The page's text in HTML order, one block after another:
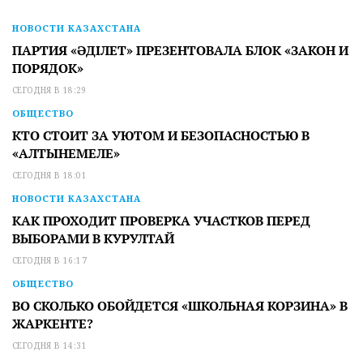
НОВОСТИ КАЗАХСТАНА
ПАРТИЯ «ӘДІЛЕТ» ПРЕЗЕНТОВАЛА БЛОК «ЗАКОН И
ПОРЯДОК»
СЕГОДНЯ В 18:29
ОБЩЕСТВО
КТО СТОИТ ЗА УЮТОМ И БЕЗОПАСНОСТЬЮ В
«АЛТЫНЕМЕЛЕ»
СЕГОДНЯ В 18:01
НОВОСТИ КАЗАХСТАНА
КАК ПРОХОДИТ ПРОВЕРКА УЧАСТКОВ ПЕРЕД
ВЫБОРАМИ В КУРУЛТАЙ
СЕГОДНЯ В 16:17
ОБЩЕСТВО
ВО СКОЛЬКО ОБОЙДЕТСЯ «ШКОЛЬНАЯ КОРЗИНА» В
ЖАРКЕНТЕ?
СЕГОДНЯ В 14:31